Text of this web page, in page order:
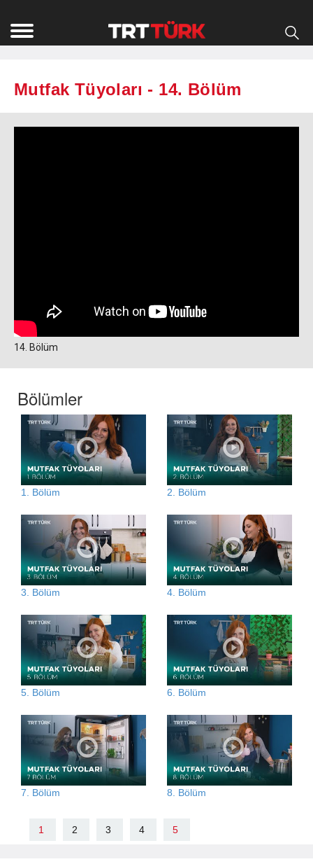
Mutfak Tüyoları - 14. Bölüm
14. Bölüm
Bölümler
1. Bölüm 2. Bölüm
3. Bölüm 4. Bölüm
5. Bölüm 6. Bölüm
7. Bölüm 8. Bölüm
1 2 3 4 5